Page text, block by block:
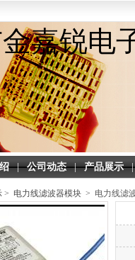
嘉锐电
|公司动态|产品展示
> 电力线滤波器模块> 电力线滤波